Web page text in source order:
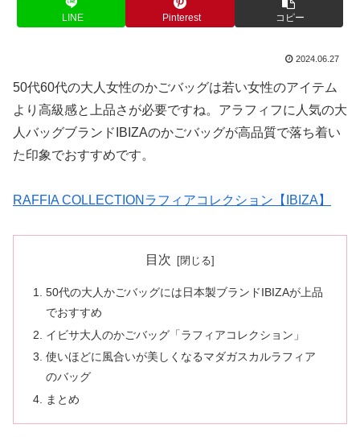
LINE Pinterest コピー
2024.06.27
50代60代の大人女性のかごバッグは若い女性のアイテム
より高級感と上品さが必要ですね。アラフィフに人気の大
人バッグブランドIBIZAのかごバッグが高品質で落ち着い
た印象でおすすめです。
RAFFIA COLLECTIONラフィアコレクション【IBIZA】
目次
50代の大人かごバッグには日本製ブランドIBIZAが上品
でおすすめ
イビサ大人のかごバッグ「ラフィアコレクション」
使いほどに風合いが美しくなるマダガスカルラフィア
のバッグ
まとめ